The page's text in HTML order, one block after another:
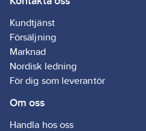
rekommenderas,
2 mm. Dimensionering
Ca 30 st/m2. CE-
märkning: EN 14592.
hylsa. Justeras
0-23 mm.
Kundtjänst
Försäljning
Marknad
Nordisk ledning
För dig som leverantör
Om oss
Handla hos oss